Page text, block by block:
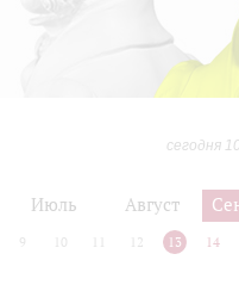
сегодня
Июль Август
9 10 12 13 14